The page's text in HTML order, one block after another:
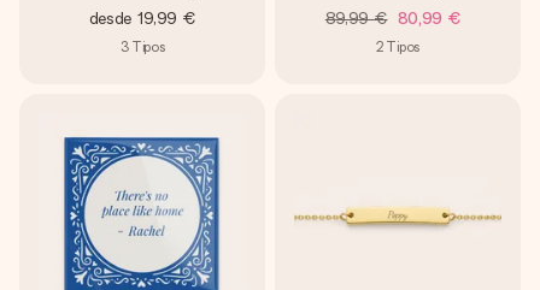
desde 19,99 €
3 Tipos
89,99 € 80,99 €
2 Tipos